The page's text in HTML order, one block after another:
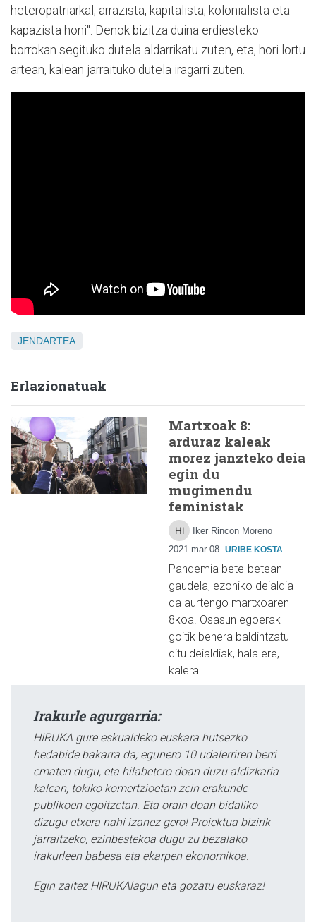
heteropatriarkal, arrazista, kapitalista, kolonialista eta
kapazista honi". Denok bizitza duina erdiesteko
borrokan segituko dutela aldarrikatu zuten, eta, hori lortu
artean, kalean jarraituko dutela iragarri zuten.
JENDARTEA
Erlazionatuak
Martxoak 8:
arduraz kaleak
morez janzteko deia
egin du
mugimendu
feministak
Iker Rincon Moreno
2021 mar 08 URIBE KOSTA
Pandemia bete-betean
gaudela, ezohiko deialdia
da aurtengo martxoaren
8koa. Osasun egoerak
goitik behera baldintzatu
ditu deialdiak, hala ere,
kalera…
Irakurle agurgarria:
HIRUKA gure eskualdeko euskara hutsezko
hedabide bakarra da; egunero 10 udalerriren berri
ematen dugu, eta hilabetero doan duzu aldizkaria
kalean, tokiko komertzioetan zein erakunde
publikoen egoitzetan. Eta orain doan bidaliko
dizugu etxera nahi izanez gero! Proiektua bizirik
jarraitzeko, ezinbestekoa dugu zu bezalako
irakurleen babesa eta ekarpen ekonomikoa.
Egin zaitez HIRUKAlagun eta gozatu euskaraz!